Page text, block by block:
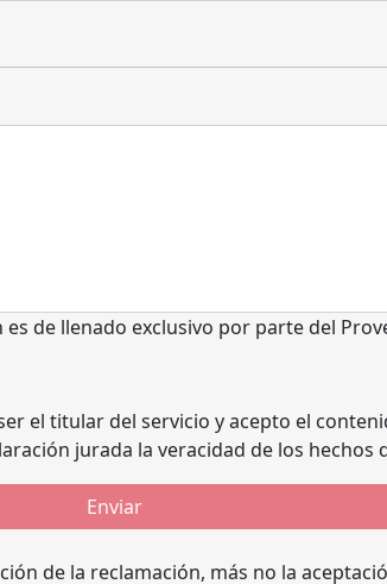
es de llenado exclusivo por parte del
el titular del servicio y acepto el
jurada la veracidad de los hechos
Enviar
de la reclamación, más no la